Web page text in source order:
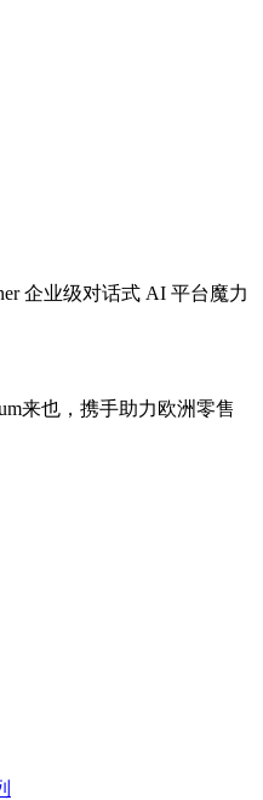
企业级对话式 AI 平台魔力
来也，携手助力欧洲零售